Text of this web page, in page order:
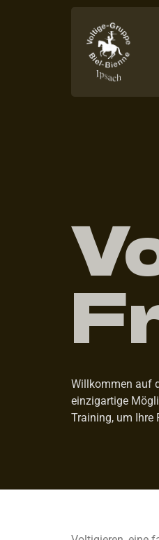
Willkommen auf
einzigartige
Training, um Ihre